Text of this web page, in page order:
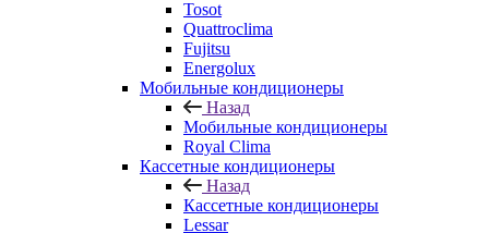
Tosot
Quattroclima
Fujitsu
Energolux
Мобильные кондиционеры
Назад
Мобильные кондиционеры
Royal Clima
Кассетные кондиционеры
Назад
Кассетные кондиционеры
Lessar